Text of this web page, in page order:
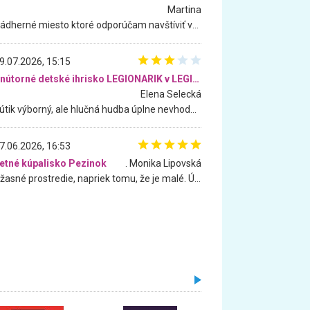
Martina
15:15
Vnútorné detské ihrisko LEGIONARIK v LEGIA Fitness
Elena Selecká
16:53
kúpalisko Pezinok
. Monika Lipovská